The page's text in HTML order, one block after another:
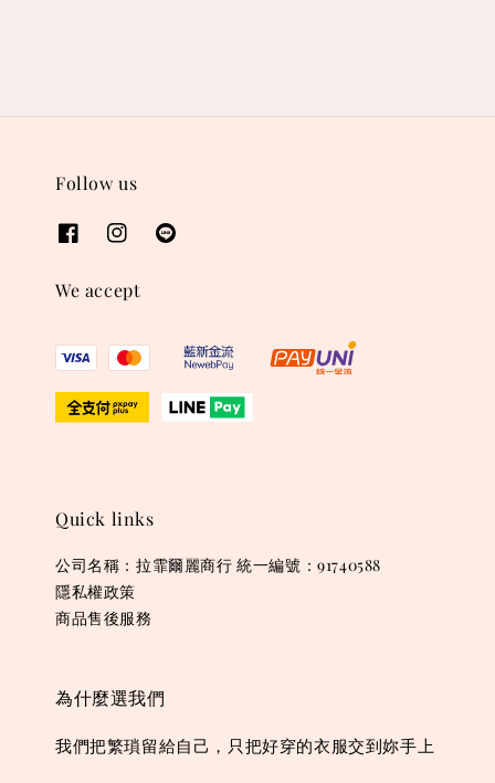
Follow us
We accept
Quick links
公司名稱：拉霏爾麗商行 統一編號：91740588
隱私權政策
商品售後服務
為什麼選我們
我們把繁瑣留給自己，只把好穿的衣服交到妳手上